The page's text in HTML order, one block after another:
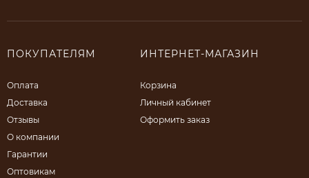
ПОКУПАТЕЛЯМ
Оплата
Доставка
Отзывы
О компании
Гарантии
Оптовикам
ИНТЕРНЕТ-МАГАЗИН
Корзина
Личный кабинет
Оформить заказ